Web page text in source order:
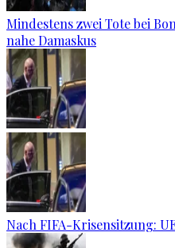
Mindestens zwei Tote bei
nahe Damaskus
Nach FIFA-Krisensitzung: